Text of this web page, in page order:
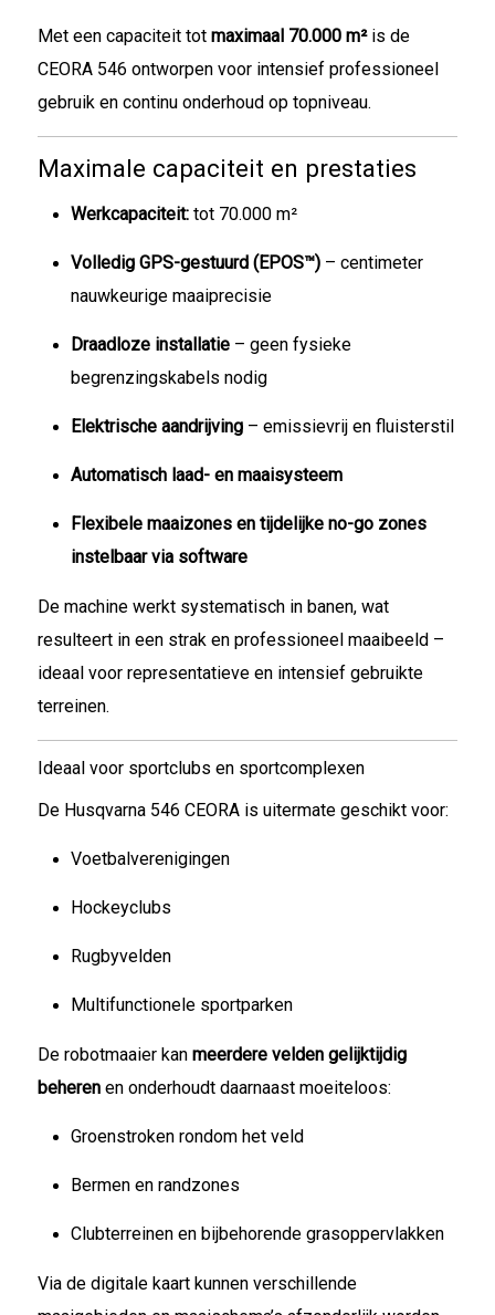
Met een capaciteit tot maximaal 70.000 m²is de
CEORA 546 ontworpen voor intensief professioneel
gebruik en continu onderhoud op topniveau.
Maximale capaciteit en prestaties
Werkcapaciteit:tot 70.000 m²
Volledig GPS-gestuurd (EPOS™)– centimeter
nauwkeurige maaiprecisie
Draadloze installatie– geen fysieke
begrenzingskabels nodig
Elektrische aandrijving– emissievrij en fluisterstil
Automatisch laad- en maaisysteem
Flexibele maaizones en tijdelijke no-go zones
instelbaar via software
De machine werkt systematisch in banen, wat
resulteert in een strak en professioneel maaibeeld –
ideaal voor representatieve en intensief gebruikte
terreinen.
Ideaal voor sportclubs en sportcomplexen
De Husqvarna 546 CEORA is uitermate geschikt voor:
Voetbalverenigingen
Hockeyclubs
Rugbyvelden
Multifunctionele sportparken
De robotmaaier kan meerdere velden gelijktijdig
beherenen onderhoudt daarnaast moeiteloos:
Groenstroken rondom het veld
Bermen en randzones
Clubterreinen en bijbehorende grasoppervlakken
Via de digitale kaart kunnen verschillende